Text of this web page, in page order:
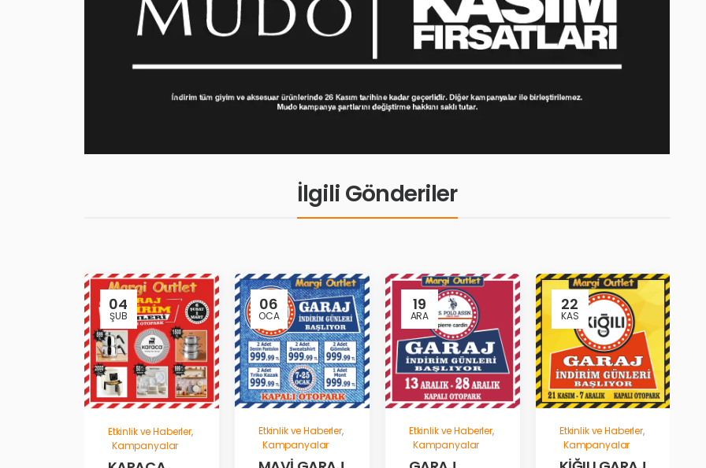
İlgili Gönderiler
04
ŞUB
Etkinlik ve Haberler,
Kampanyalar
06
OCA
Etkinlik ve Haberler,
Kampanyalar
19
ARA
Etkinlik ve Haberler,
Kampanyalar
22
KAS
Etkinlik ve Haberler,
Kampanyalar